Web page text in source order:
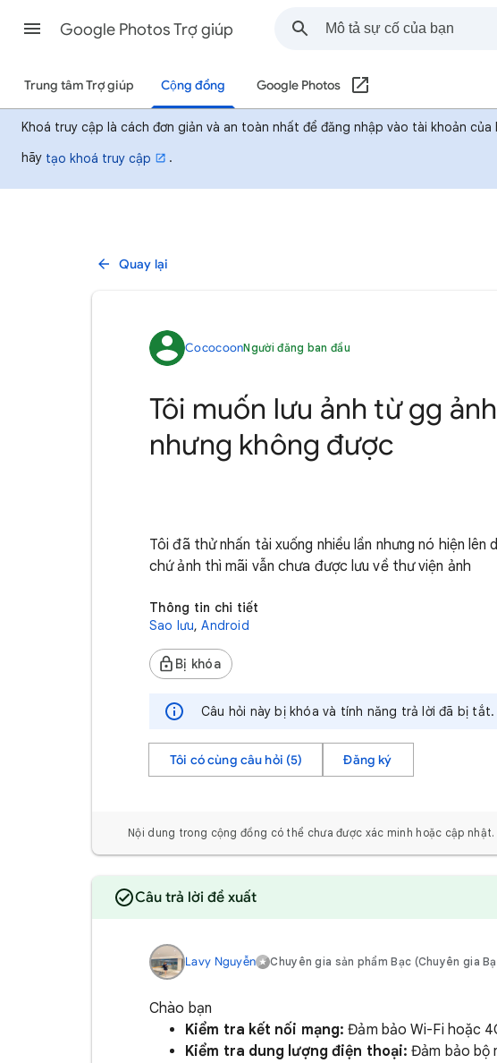
Google Photos Trợ giúp
Trung tâm Trợ giúp Cộng đồng Google Photos
Khoá truy cập là cách đơn giản và an toàn nhất để đăng nhập vào tài khoản
hãy tạo khoá truy cập .
Quay lại
CococoonNgười đăng ban đầu
Tôi muốn lưu ảnh từ gg
nhưng không được
Tôi đã thử nhấn tải xuống nhiều lần nhưng nó hiện
chứ ảnh thì mãi vẫn chưa được lưu về thư viện ảnh
Thông tin chi tiết
Sao lưu, Android
Bị khóa
Câu hỏi này bị khóa và tính năng trả lời đã bị tắt.
Tôi có cùng câu hỏi (5) Đăng ký
Nội dung trong cộng đồng có thể chưa được xác minh hoặc cập nhật.
Câu trả lời đề xuất
Lavy Nguyễn Chuyên gia sản phẩm Bạc (Chuyên gia
Chào bạn
Kiểm tra kết nối mạng: Đảm bảo Wi-Fi hoặc
Kiểm tra dung lượng điện thoại: Đảm bảo bộ